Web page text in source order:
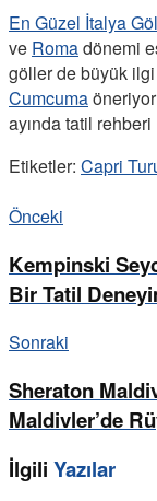
En Güzel İtalya
ve Romadönemi
göller de büyük
Cumcuma
ayında tatil rehberi
Etiketler: Capri
Önceki
Kempinski
Bir Tatil
Sonraki
Sheraton
Maldivler’de
İlgili Yazılar